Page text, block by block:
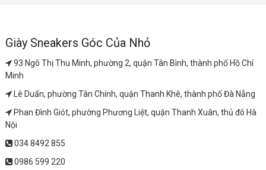
Giày Sneakers Góc Của Nhỏ
93 Ngô Thị Thu Minh, phường 2, quận Tân Bình, thành phố Hồ Chí
Minh
Lê Duẩn, phường Tân Chính, quận Thanh Khê, thành phố Đà Nẵng
Phan Đình Giót, phường Phương Liệt, quận Thanh Xuân, thủ đô Hà
Nội
034 8492 855
0986 599 220